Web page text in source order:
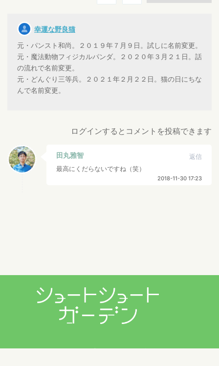
幸運な野良猫
元・パンスト和尚。２０１９年７月９日。試しに名前変更。
元・魔法動物フィジカルパンダ。２０２０年３月２１日。話
の流れで名前変更。
元・どんぐり三等兵。２０２１年２月２２日。猫の日にちな
んで名前変更。
ログインするとコメントを投稿できます
田丸雅智
返信
最高にくだらないですね（笑）
2018-11-30 17:23
プライバシーポリシー 利用規約 お問い合わせ